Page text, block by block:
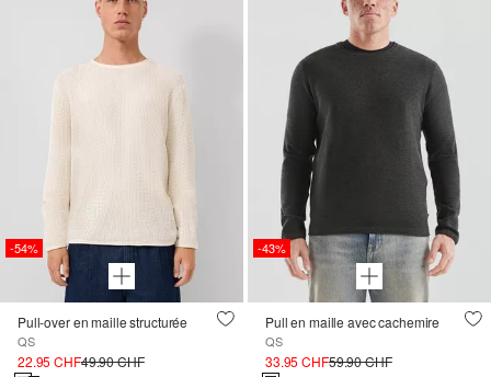
-54%
Pull-over en maille structurée
QS
22.95 CHF49.90 CHF
-43%
Pull en maille avec cachemire
QS
33.95 CHF59.90 CHF